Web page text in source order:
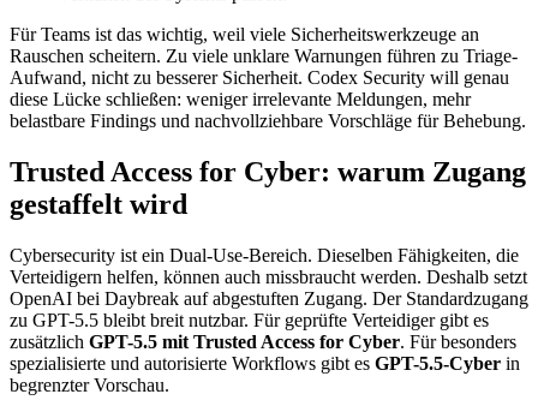
Für Teams ist das wichtig, weil viele Sicherheitswerkzeuge an
Rauschen scheitern. Zu viele unklare Warnungen führen zu Triage-
Aufwand, nicht zu besserer Sicherheit. Codex Security will genau
diese Lücke schließen: weniger irrelevante Meldungen, mehr
belastbare Findings und nachvollziehbare Vorschläge für Behebung.
Trusted Access for Cyber: warum Zugang
gestaffelt wird
Cybersecurity ist ein Dual-Use-Bereich. Dieselben Fähigkeiten, die
Verteidigern helfen, können auch missbraucht werden. Deshalb setzt
OpenAI bei Daybreak auf abgestuften Zugang. Der Standardzugang
zu GPT-5.5 bleibt breit nutzbar. Für geprüfte Verteidiger gibt es
zusätzlich GPT-5.5 mit Trusted Access for Cyber. Für besonders
spezialisierte und autorisierte Workflows gibt es GPT-5.5-Cyber in
begrenzter Vorschau.